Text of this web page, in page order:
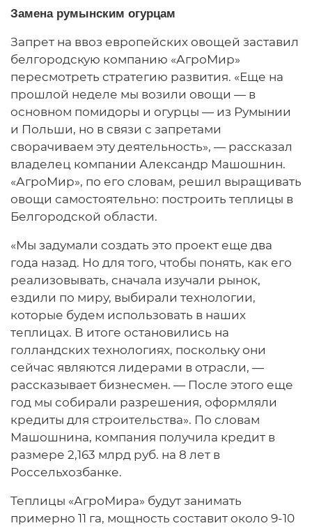
Замена румынским огурцам
Запрет на ввоз европейских овощей заставил
белгородскую компанию «АгроМир»
пересмотреть стратегию развития. «Еще на
прошлой неделе мы возили овощи — в
основном помидоры и огурцы — из Румынии
и Польши, но в связи с запретами
сворачиваем эту деятельность», — рассказал
владелец компании Александр Машошнин.
«АгроМир», по его словам, решил выращивать
овощи самостоятельно: построить теплицы в
Белгородской области.
«Мы задумали создать это проект еще два
года назад. Но для того, чтобы понять, как его
реализовывать, сначала изучали рынок,
ездили по миру, выбирали технологии,
которые будем использовать в наших
теплицах. В итоге остановились на
голландских технологиях, поскольку они
сейчас являются лидерами в отрасли, —
рассказывает бизнесмен. — После этого еще
год мы собирали разрешения, оформляли
кредиты для строительства». По словам
Машошнина, компания получила кредит в
размере 2,163 млрд руб. на 8 лет в
Россельхозбанке.
Теплицы «АгроМира» будут занимать
примерно 11 га, мощность составит около 9-10